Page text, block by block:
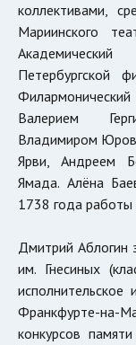
коллективами,
Мариинского
Петербургской
Валерием
Владимиром
Ярви, Андреем
Ямада. Алёна
1738 года работы
Дмитрий Аблогин
им. Гнесиных
Франкфурте-
конкурсов